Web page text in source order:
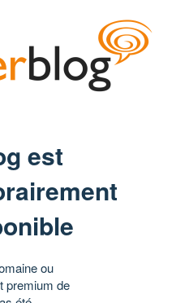
est
ou
premium de